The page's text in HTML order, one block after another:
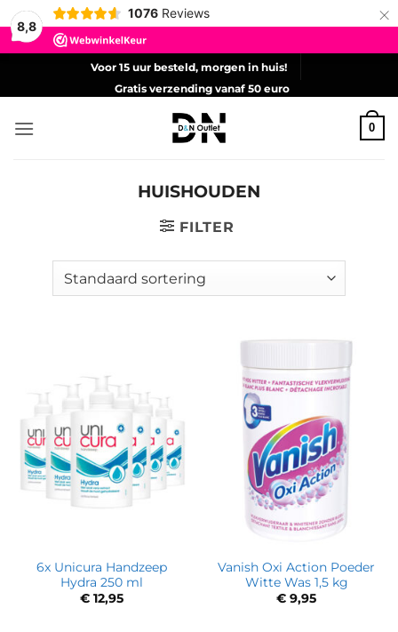
8,8
1076 Reviews ×
Voor 15 uur besteld, morgen in huis!
Gratis verzending vanaf 50 euro
0
HUISHOUDEN
FILTER
6x Unicura Handzeep
Hydra 250 ml
€ 12,95
Vanish Oxi Action Poeder
Witte Was 1,5 kg
€ 9,95